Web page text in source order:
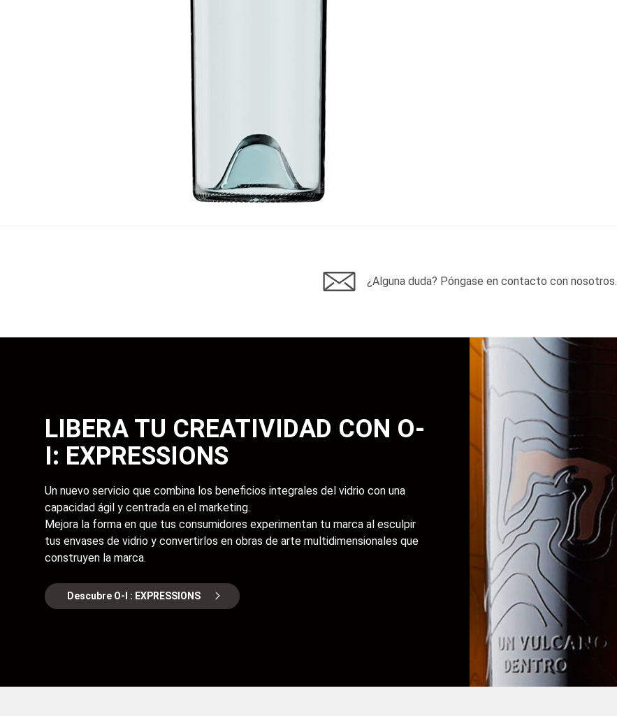
¿Alguna duda? Póngase en contacto con nosotros.
LIBERA TU CREATIVIDAD CON O-
I: EXPRESSIONS
Un nuevo servicio que combina los beneficios integrales del vidrio con una
capacidad ágil y centrada en el marketing.
Mejora la forma en que tus consumidores experimentan tu marca al esculpir
tus envases de vidrio y convertirlos en obras de arte multidimensionales que
construyen la marca.
Descubre O-I : EXPRESSIONS